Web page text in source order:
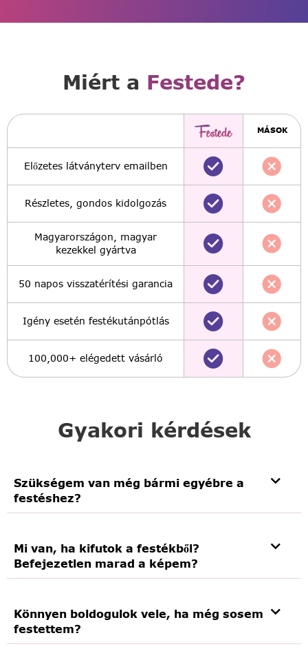
Gyakori kérdések
Szükségem van még bármi egyébre a
festéshez?
Mi van, ha kifutok a festékből?
Befejezetlen marad a képem?
Könnyen boldogulok vele, ha még sosem
festettem?
Miért a Festede?
MÁSOK
Előzetes látványterv emailben
Részletes, gondos kidolgozás
Magyarországon, magyar
kezekkel gyártva
50 napos visszatérítési garancia
Igény esetén festékutánpótlás
100,000+ elégedett vásárló